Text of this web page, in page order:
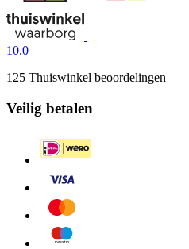
10.0
125 Thuiswinkel beoordelingen
Veilig betalen